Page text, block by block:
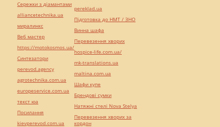
Сережки з діамантами
alliancetechnika.ua
миралинкс
Веб мастер
https://motokosmos.ua/
Синтезатори
perevod.agency
agrotechnika.com.ua
europeservice.com.ua
текст юа
Посилання
kievperevod.com.ua
pereklad.ua
Підготовка до НМТ / ЗНО
Винна шафа
Перевезення хворих
hospice-life.com.ua/
mk-translations.ua
maltina.com.ua
Шафи купе
Брендові сумки
Натяжні стелі Nova Stelya
Перевезення хворих за
кордон